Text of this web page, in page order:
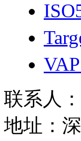
联系人
地址：